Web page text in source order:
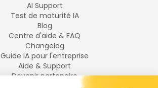
AI Support
Test de maturité IA
Blog
Centre d'aide & FAQ
Changelog
Guide IA pour l'entreprise
Aide & Support
Devenir partenaire